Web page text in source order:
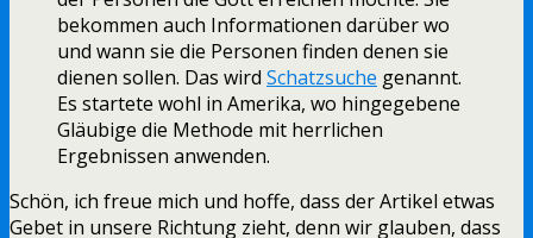
bekommen auch Informationen darüber wo
und wann sie die Personen finden denen sie
dienen sollen. Das wird Schatzsuche genannt.
Es startete wohl in Amerika, wo hingegebene
Gläubige die Methode mit herrlichen
Ergebnissen anwenden.
Schön, ich freue mich und hoffe, dass der Artikel etwas
Gebet in unsere Richtung zieht, denn wir glauben, dass